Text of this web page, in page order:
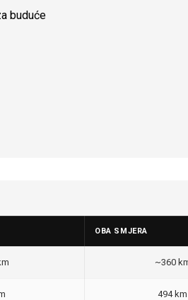
buduće
OBA SMJERA
~360
494 km